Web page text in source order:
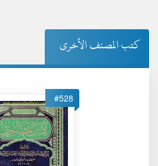
كتب المصنف الأخرى
#528